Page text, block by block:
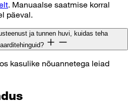
. Manuaalse saatmise korral
päeval.
ja tunnen huvi, kuidas teha
kasulike nõuannetega leiad